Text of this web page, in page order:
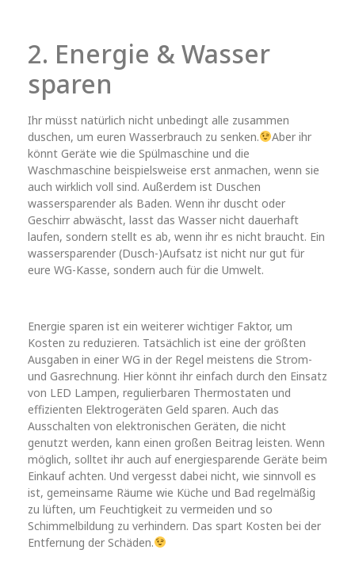
2. Energie & Wasser
sparen
Ihr müsst natürlich nicht unbedingt alle zusammen
duschen, um euren Wasserbrauch zu senken.
Aber ihr
könnt Geräte wie die Spülmaschine und die
Waschmaschine beispielsweise erst anmachen, wenn sie
auch wirklich voll sind. Außerdem ist Duschen
wassersparender als Baden. Wenn ihr duscht oder
Geschirr abwäscht, lasst das Wasser nicht dauerhaft
laufen, sondern stellt es ab, wenn ihr es nicht braucht. Ein
wassersparender (Dusch-)Aufsatz ist nicht nur gut für
eure WG-Kasse, sondern auch für die Umwelt.
Energie sparen ist ein weiterer wichtiger Faktor, um
Kosten zu reduzieren. Tatsächlich ist eine der größten
Ausgaben in einer WG in der Regel meistens die Strom-
und Gasrechnung. Hier könnt ihr einfach durch den Einsatz
von LED Lampen, regulierbaren Thermostaten und
effizienten Elektrogeräten Geld sparen. Auch das
Ausschalten von elektronischen Geräten, die nicht
genutzt werden, kann einen großen Beitrag leisten. Wenn
möglich, solltet ihr auch auf energiesparende Geräte beim
Einkauf achten. Und vergesst dabei nicht, wie sinnvoll es
ist, gemeinsame Räume wie Küche und Bad regelmäßig
zu lüften, um Feuchtigkeit zu vermeiden und so
Schimmelbildung zu verhindern. Das spart Kosten bei der
Entfernung der Schäden.